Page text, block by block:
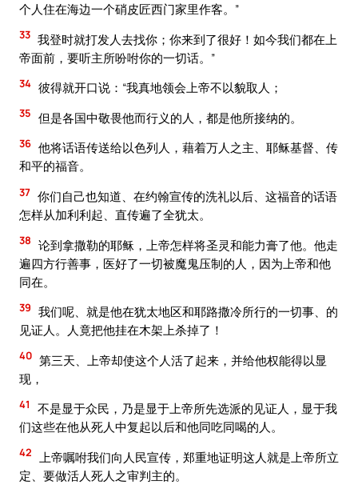
个人住在海边一个硝皮匠西门家里作客。”
33 我登时就打发人去找你；你来到了很好！如今我们都在上
帝面前，要听主所吩咐你的一切话。”
34 彼得就开口说：“我真地领会上帝不以貌取人；
35 但是各国中敬畏他而行义的人，都是他所接纳的。
36 他将话语传送给以色列人，藉着万人之主、耶稣基督、传
和平的福音。
37 你们自己也知道、在约翰宣传的洗礼以后、这福音的话语
怎样从加利利起、直传遍了全犹太。
38 论到拿撒勒的耶稣，上帝怎样将圣灵和能力膏了他。他走
遍四方行善事，医好了一切被魔鬼压制的人，因为上帝和他
同在。
39 我们呢、就是他在犹太地区和耶路撒冷所行的一切事、的
见证人。人竟把他挂在木架上杀掉了！
40 第三天、上帝却使这个人活了起来，并给他权能得以显
现，
41
不是显于众民，乃是显于上帝所先选派的见证人，显于我
们这些在他从死人中复起以后和他同吃同喝的人。
42
上帝嘱咐我们向人民宣传，郑重地证明这人就是上帝所立
定、要做活人死人之审判主的。